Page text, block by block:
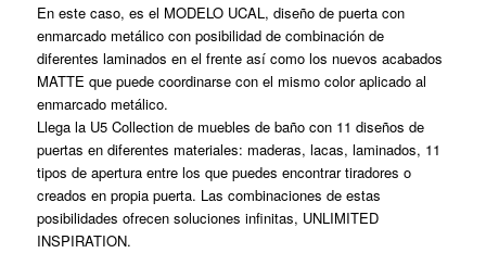
En este caso, es el MODELO UCAL, diseño de puerta con
enmarcado metálico con posibilidad de combinación de
diferentes laminados en el frente así como los nuevos acabados
MATTE que puede coordinarse con el mismo color aplicado al
enmarcado metálico.
Llega la U5 Collection de muebles de baño con 11 diseños de
puertas en diferentes materiales: maderas, lacas, laminados, 11
tipos de apertura entre los que puedes encontrar tiradores o
creados en propia puerta. Las combinaciones de estas
posibilidades ofrecen soluciones infinitas, UNLIMITED
INSPIRATION.